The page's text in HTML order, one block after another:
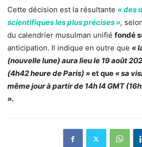
Cette décision est la résultante « des
scientifiques les plus précises »,
du calendrier musulman unifié fondé
anticipation. Il indique en outre que «
(nouvelle lune) aura lieu le 19 août
(4h42 heure de Paris) »et que « sa
même jour à partir de 14h I4 GMT
».